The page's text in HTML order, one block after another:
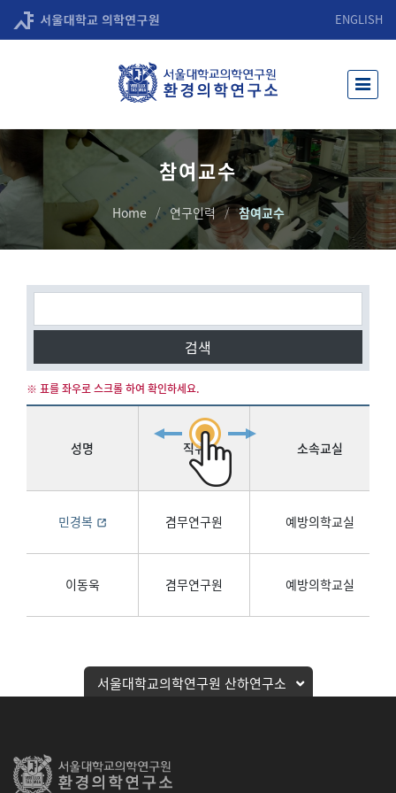
ENGLISH
참여교수
Home 연구인력 참여교수
검색
성명 직위 소속교실
민경복 겸무연구원 예방의학교실
이동욱 겸무연구원 예방의학교실
서울대학교의학연구원 산하연구소